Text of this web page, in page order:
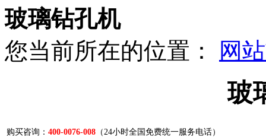
玻璃钻孔机
您当前所在的位置：
网
玻
购买咨询： 400-0076-008 （24小时全国免费统一服务电话）